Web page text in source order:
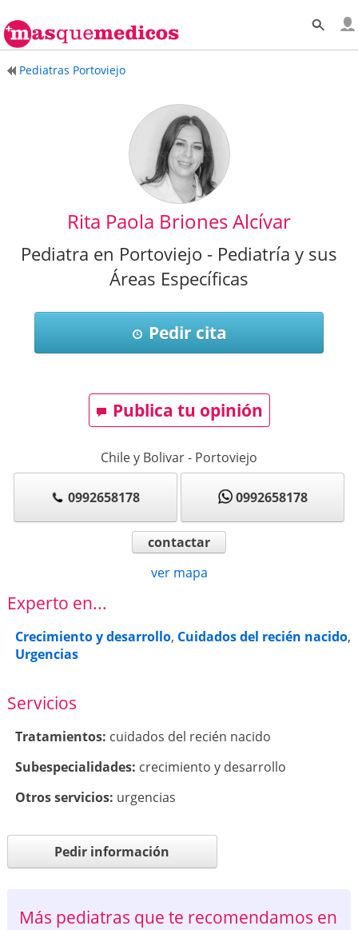
Pediatras Portoviejo
Rita Paola Briones Alcívar
Pediatra en Portoviejo - Pediatría y sus
Áreas Específicas
Pedir cita
Publica tu opinión
Chile y Bolivar- Portoviejo
0992658178 0992658178
contactar
ver mapa
Experto en...
Crecimiento y desarrollo, Cuidados del recién nacido,
Urgencias
Servicios
Tratamientos: cuidados del recién nacido
Subespecialidades: crecimiento y desarrollo
Otros servicios: urgencias
Pedir información
Más pediatras que te recomendamos en